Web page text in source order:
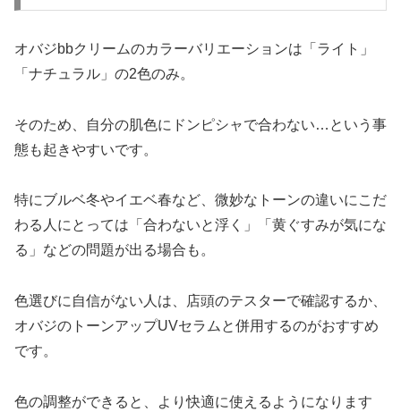
オバジbbクリームのカラーバリエーションは「ライト」
「ナチュラル」の2色のみ。
そのため、自分の肌色にドンピシャで合わない…という事
態も起きやすいです。
特にブルベ冬やイエベ春など、微妙なトーンの違いにこだ
わる人にとっては「合わないと浮く」「黄ぐすみが気にな
る」などの問題が出る場合も。
色選びに自信がない人は、店頭のテスターで確認するか、
オバジのトーンアップUVセラムと併用するのがおすすめ
です。
色の調整ができると、より快適に使えるようになります